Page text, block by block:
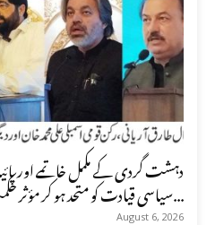
دہشت گردی کے مکمل خاتمے اور
سیاسی قیادت کو متحد ہو کر مؤثر حکمت عملی اپنانا ہوگی، طارق...
August 6, 2026